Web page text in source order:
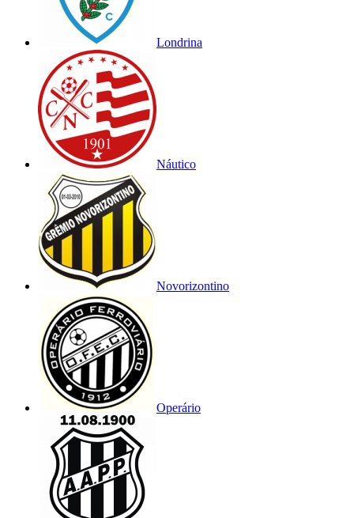
Londrina
Náutico
Novorizontino
Operário